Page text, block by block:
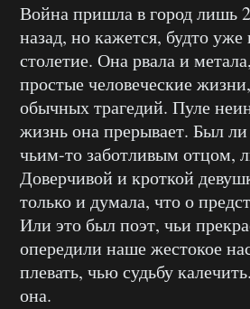
Война пришла в город лишь
назад, но кажется, будто
столетие. Она рвала и
простые человеческие
обычных трагедий. Пуле
жизнь она прерывает. Был ли
чьим-то заботливым
Доверчивой и кроткой
только и думала, что о
Или это был поэт, чьи
опередили наше жестокое
плевать, чью судьбу
она.